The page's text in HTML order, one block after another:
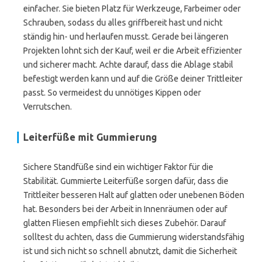
einfacher. Sie bieten Platz für Werkzeuge, Farbeimer oder
Schrauben, sodass du alles griffbereit hast und nicht
ständig hin- und herlaufen musst. Gerade bei längeren
Projekten lohnt sich der Kauf, weil er die Arbeit effizienter
und sicherer macht. Achte darauf, dass die Ablage stabil
befestigt werden kann und auf die Größe deiner Trittleiter
passt. So vermeidest du unnötiges Kippen oder
Verrutschen.
Leiterfüße mit Gummierung
Sichere Standfüße sind ein wichtiger Faktor für die
Stabilität. Gummierte Leiterfüße sorgen dafür, dass die
Trittleiter besseren Halt auf glatten oder unebenen Böden
hat. Besonders bei der Arbeit in Innenräumen oder auf
glatten Fliesen empfiehlt sich dieses Zubehör. Darauf
solltest du achten, dass die Gummierung widerstandsfähig
ist und sich nicht so schnell abnutzt, damit die Sicherheit